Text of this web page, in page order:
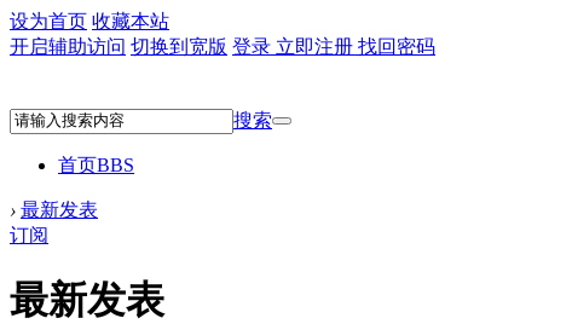
设为首页 收藏本站
开启辅助访问 切换到宽版 登录 立即注册 找回密码
搜索
首页BBS
› 最新发表
订阅
最新发表